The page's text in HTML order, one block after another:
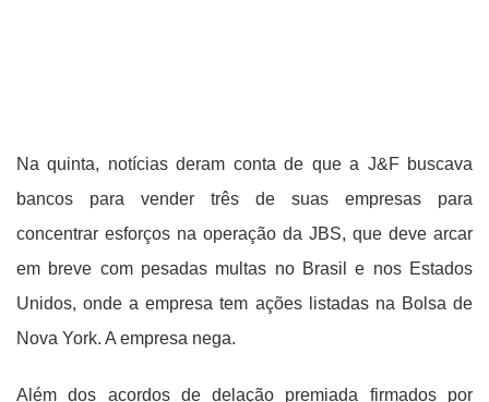
Na quinta, notícias deram conta de que a J&F buscava
bancos para vender três de suas empresas para
concentrar esforços na operação da JBS, que deve arcar
em breve com pesadas multas no Brasil e nos Estados
Unidos, onde a empresa tem ações listadas na Bolsa de
Nova York. A empresa nega.
Além dos acordos de delação premiada firmados por